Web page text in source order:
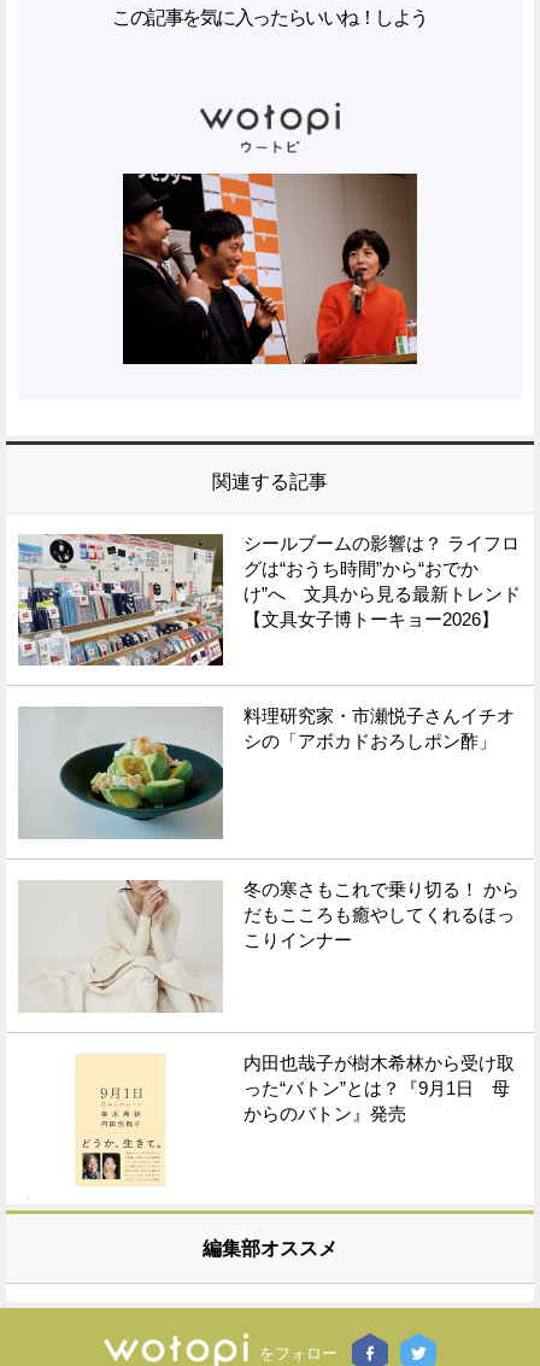
この記事を気に入ったらいいね！しよう
関連する記事
シールブームの影響は？ ライフロ
グは“おうち時間”から“おでか
け”へ 文具から見る最新トレンド
【文具女子博トーキョー2026】
料理研究家・市瀬悦子さんイチオ
シの「アボカドおろしポン酢」
冬の寒さもこれで乗り切る！ から
だもこころも癒やしてくれるほっ
こりインナー
内田也哉子が樹木希林から受け取
った“バトン”とは？『9月1日 母
からのバトン』発売
編集部オススメ
をフォロー